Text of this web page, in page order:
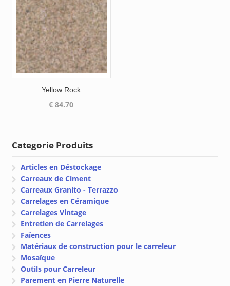
Yellow Rock
€ 84.70
Categorie Produits
Articles en Déstockage
Carreaux de Ciment
Carreaux Granito - Terrazzo
Carrelages en Céramique
Carrelages Vintage
Entretien de Carrelages
Faïences
Matériaux de construction pour le carreleur
Mosaïque
Outils pour Carreleur
Parement en Pierre Naturelle